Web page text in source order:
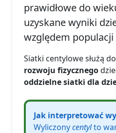
prawidłowe do
uzyskane wyniki
względem
Siatki centylowe służą do
rozwoju fizycznego
oddzielne siatki dla
Jak interpretować
Wyliczonycentylto